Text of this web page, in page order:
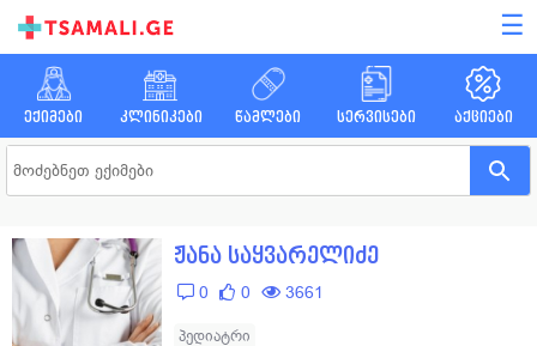
☰
ექიმები კლინიკები წამლები სერვისები აქციები
ჟანა საყვარელიძე
0 0 3661
პედიატრი